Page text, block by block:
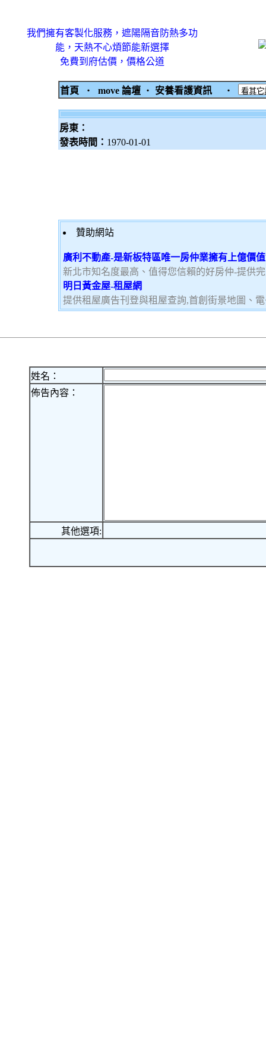
我們擁有客製化服務，遮陽隔音防熱多功
能，天熱不心煩節能新選擇
免費到府估價，價格公道
首頁 ‧ move 論壇 ‧ 安養看護資訊 ‧
房東：
發表時間： 1970-01-01
贊助網站
廣利不動產-是新板特區唯一房仲業擁有上億價
新北市知名度最高、值得您信賴的好房仲-提供
明日黃金屋-租屋網
提供租屋廣告刊登與租屋查詢,首創街景地圖、
姓名：
佈告內容：
其他選項: